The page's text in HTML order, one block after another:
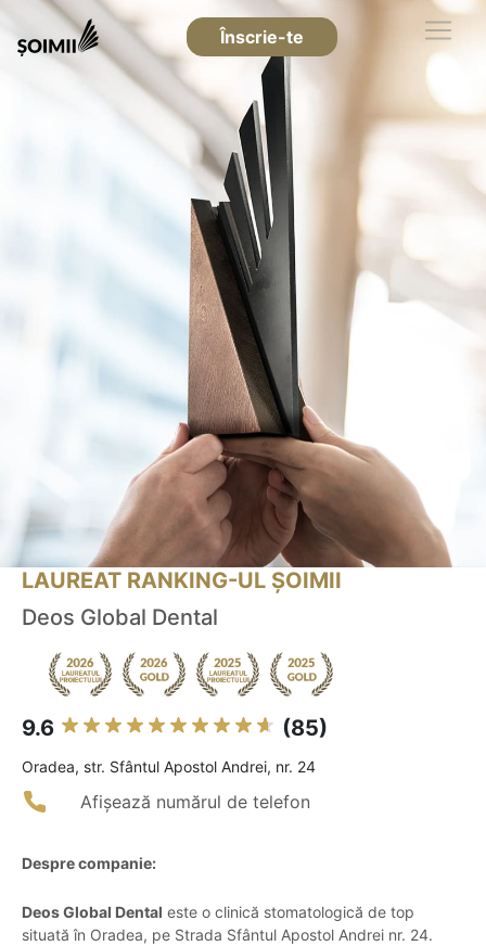
Înscrie-te
LAUREAT RANKING-UL ȘOIMII
Deos Global Dental
9.6 (85)
Oradea, str. Sfântul Apostol Andrei, nr. 24
Afișează numărul de telefon
Despre companie:
Deos Global Dental este o clinică stomatologică de top
situată în Oradea, pe Strada Sfântul Apostol Andrei nr. 24.